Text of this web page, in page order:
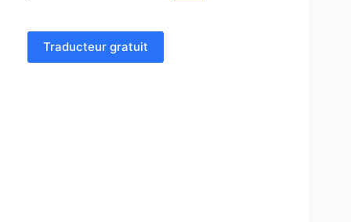
Traducteur gratuit